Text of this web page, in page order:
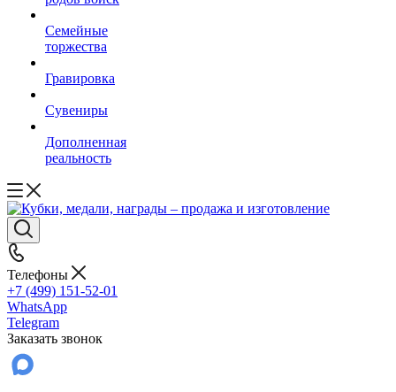
Семейные
торжества
Гравировка
Сувениры
Дополненная
реальность
Телефоны
+7 (499) 151-52-01
WhatsApp
Telegram
Заказать звонок